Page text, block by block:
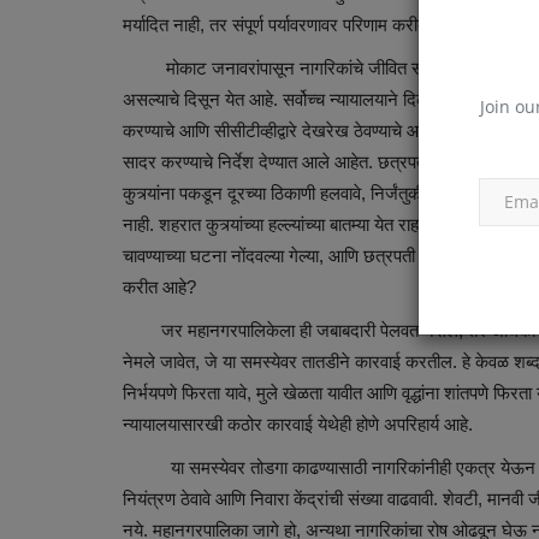
Join
मर्यादित नाही, तर संपूर्ण पर्यावरणावर परिणाम करीत आहे.
मोकाट जनावरांपासून नागरिकांचे जीवित संरक्षण करण्याची
असल्याचे दिसून येत आहे. सर्वोच्च न्यायालयाने दिल्लीतील
करण्याचे आणि सीसीटीव्हीद्वारे देखरेख ठेवण्याचे आदेश दिले आहेत.
सादर करण्याचे निर्देश देण्यात आले आहेत. छत्रपती संभाजी नगर
कुत्र्यांना पकडून दूरच्या ठिकाणी हलवावे, निर्जंतुकीकरण आणि
नाही. शहरात कुत्र्यांच्या हल्ल्यांच्या बातम्या येत राहतात,
चावण्याच्या घटना नोंदवल्या गेल्या, आणि छत्रपती संभाजी नगरातही
करीत आहे?
जर महानगरपालिकेला ही जबाबदारी पेलवत नसेल, तर
नेमले जावेत, जे या समस्येवर तातडीने कारवाई करतील. हे केवळ शब्द
निर्भयपणे फिरता यावे, मुले खेळता यावीत आणि वृद्धांना शांतपणे
न्यायालयासारखी कठोर कारवाई येथेही होणे अपरिहार्य आहे.
या समस्येवर तोडगा काढण्यासाठी नागरिकांनीही एकत्र येऊन
नियंत्रण ठेवावे आणि निवारा केंद्रांची संख्या वाढवावी. शेवटी,
नये. महानगरपालिका जागे हो, अन्यथा नागरिकांचा रोष ओढवून घेऊ